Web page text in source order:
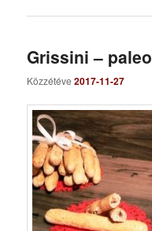
Grissini – paleo
Közzétéve2017-11-27